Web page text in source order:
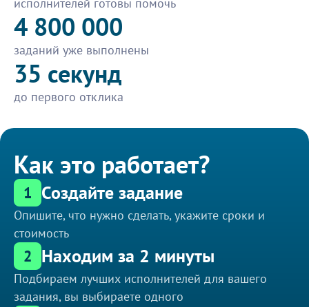
4 800 000
заданий уже выполнены
35 секунд
до первого отклика
Как это работает?
1 Создайте задание
Опишите, что нужно сделать, укажите сроки и
стоимость
2 Находим за 2 минуты
Подбираем лучших исполнителей для вашего
задания, вы выбираете одного